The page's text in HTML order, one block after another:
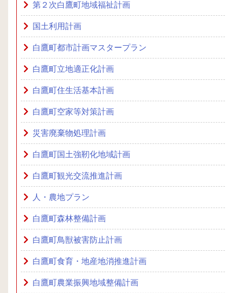
第２次白鷹町地域福祉計画
国土利用計画
白鷹町都市計画マスタープラン
白鷹町立地適正化計画
白鷹町住生活基本計画
白鷹町空家等対策計画
災害廃棄物処理計画
白鷹町国土強靭化地域計画
白鷹町観光交流推進計画
人・農地プラン
白鷹町森林整備計画
白鷹町鳥獣被害防止計画
白鷹町食育・地産地消推進計画
白鷹町農業振興地域整備計画